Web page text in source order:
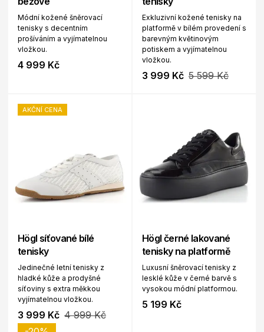
Módní kožené šněrovací
tenisky s decentním
prošíváním a vyjímatelnou
vložkou.
4 999 Kč
Exkluzivní kožené tenisky na
platformě v bílém provedení s
barevným květinovým
potiskem a vyjímatelnou
vložkou.
3 999 Kč 5 599 Kč
AKČNÍ CENA
Högl síťované bílé
tenisky
Jedinečné letní tenisky z
hladké kůže a prodyšné
síťoviny s extra měkkou
vyjímatelnou vložkou.
3 999 Kč 4 999 Kč
Högl černé lakované
tenisky na platformě
Luxusní šněrovací tenisky z
lesklé kůže v černé barvě s
vysokou módní platformou.
5 199 Kč